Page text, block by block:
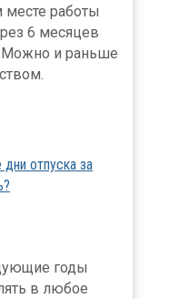
работы
6 месяцев
Можно и раньше
отпуска за
годы
в любое